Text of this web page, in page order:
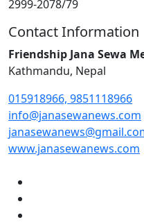
2999-2078/79
Contact Information
Friendship Jana Sewa
Kathmandu, Nepal
015918966, 9851118966
info@janasewanews.com
www.janasewanews.com